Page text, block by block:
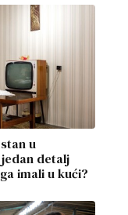
u
detalj
imali u kući?